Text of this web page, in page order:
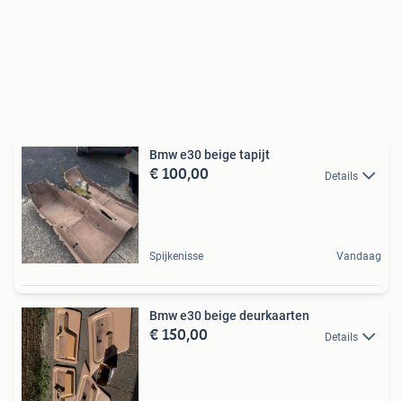
Bmw e30 beige tapijt
€ 100,00 Details
Spijkenisse Vandaag
Bmw e30 beige deurkaarten
€ 150,00 Details